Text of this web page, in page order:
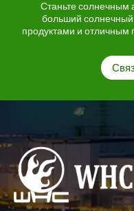
Станьте солнечным
больший
продуктами и